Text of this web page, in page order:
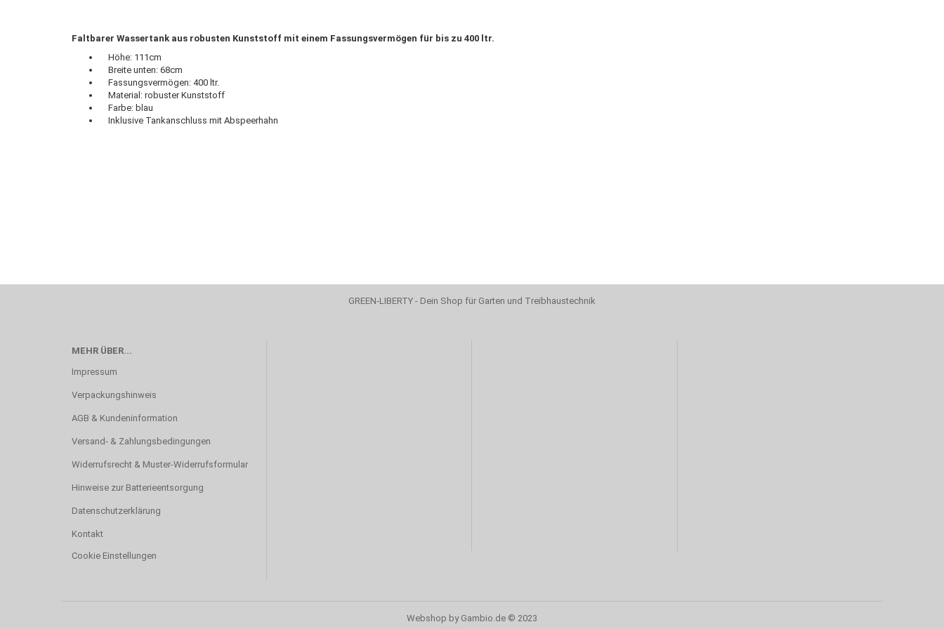
Faltbarer Wassertank aus robusten Kunststoff mit einem Fassungsvermögen für bis zu 400 ltr.
Höhe: 111cm
Breite unten: 68cm
Fassungsvermögen: 400 ltr.
Material: robuster Kunststoff
Farbe: blau
Inklusive Tankanschluss mit Abspeerhahn
GREEN-LIBERTY - Dein Shop für Garten und Treibhaustechnik
MEHR ÜBER...
Impressum
Verpackungshinweis
AGB & Kundeninformation
Versand- & Zahlungsbedingungen
Widerrufsrecht & Muster-Widerrufsformular
Hinweise zur Batterieentsorgung
Datenschutzerklärung
Kontakt
Cookie Einstellungen
Webshop by Gambio.de © 2023